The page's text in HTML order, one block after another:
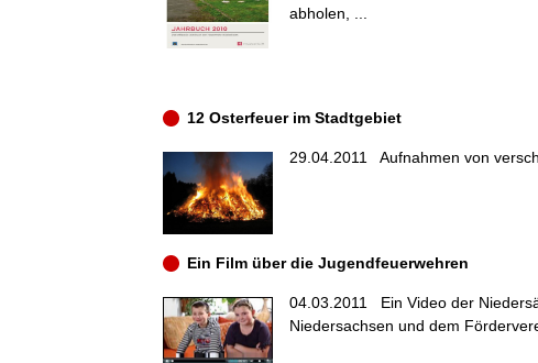
abholen, ...
12 Osterfeuer im Stadtgebiet
29.04.2011 Aufnahmen von
Ein Film über die Jugendfeuerwehren
04.03.2011 Ein Video der
Niedersachsen und dem